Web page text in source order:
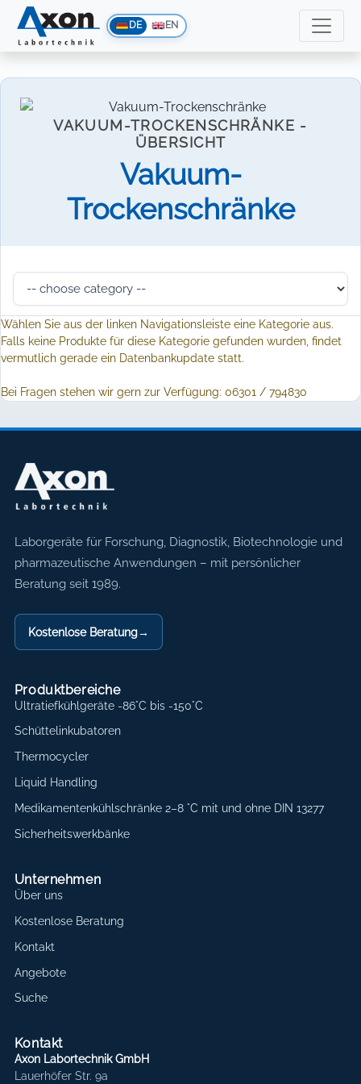
DE EN
VAKUUM-TROCKENSCHRÄNKE -
ÜBERSICHT
Vakuum-
Trockenschränke
Wählen Sie aus der linken Navigationsleiste eine Kategorie aus.
Falls keine Produkte für diese Kategorie gefunden wurden, findet
vermutlich gerade ein Datenbankupdate statt.
Bei Fragen stehen wir gern zur Verfügung: 06301 / 794830
Axon Labortechnik
Laborgeräte für Forschung, Diagnostik, Biotechnologie und
pharmazeutische Anwendungen – mit persönlicher
Beratung seit 1989.
Kostenlose Beratung→
Produktbereiche
Ultratiefkühlgeräte -86°C bis -150°C
Schüttelinkubatoren
Thermocycler
Liquid Handling
Medikamentenkühlschränke 2–8 °C mit und ohne DIN 13277
Sicherheitswerkbänke
Unternehmen
Über uns
Kostenlose Beratung
Kontakt
Angebote
Suche
Kontakt
Axon Labortechnik GmbH
Lauerhöfer Str. 9a